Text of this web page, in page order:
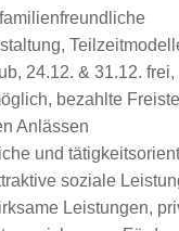
24.12. & 31.12.
bezahlte
Anlässen
und
soziale
Leistungen,